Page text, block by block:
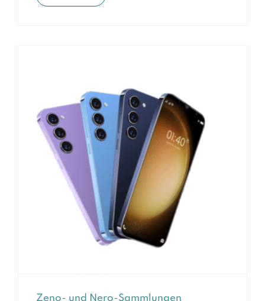
Zeno- und Nero-Sammlungen